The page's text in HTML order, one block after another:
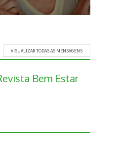
VISUALIZAR TODAS AS MENSAGENS
Bem Estar